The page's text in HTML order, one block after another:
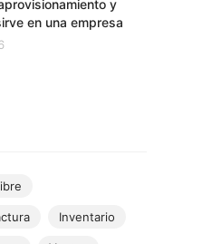
y
en una empresa
Inventario